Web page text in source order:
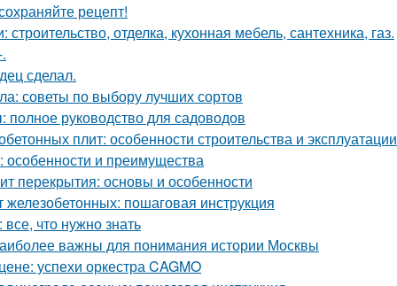
рецепт!
отделка, кухонная мебель, сантехника, газ.
сделал.
советы по выбору лучших сортов
руководство для садоводов
плит: особенности строительства и эксплуатации
и преимущества
перекрытия: основы и особенности
железобетонных: пошаговая инструкция
что нужно знать
важны для понимания истории Москвы
успехи оркестра CAGMO